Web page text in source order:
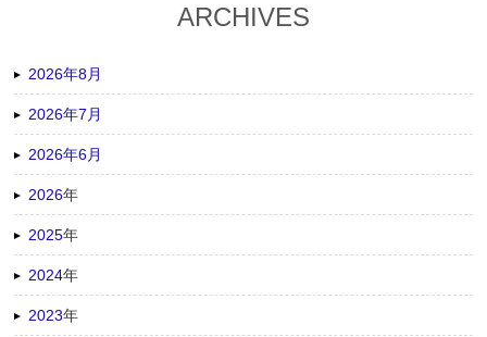
ARCHIVES
2026年8月
2026年7月
2026年6月
2026年
2025年
2024年
2023年